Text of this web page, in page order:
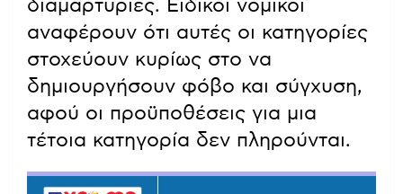
διαμαρτυρίες. Ειδικοί νομικοί
αναφέρουν ότι αυτές οι κατηγορίες
στοχεύουν κυρίως στο να
δημιουργήσουν φόβο και σύγχυση,
αφού οι προϋποθέσεις για μια
τέτοια κατηγορία δεν πληρούνται.